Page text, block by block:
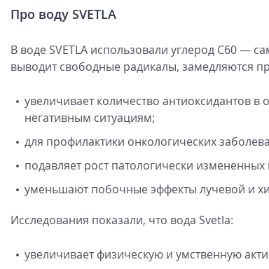
Про воду SVETLA
В воде SVETLA использовали углерод C60 —
выводит свободные радикалы, замедляются
увеличивает количество антиоксидантов
негативным ситуациям;
для профилактики онкологических
подавляет рост патологически
уменьшают побочные эффекты лучевой и
Исследования показали, что вода Svetla:
увеличивает физическую и умственную